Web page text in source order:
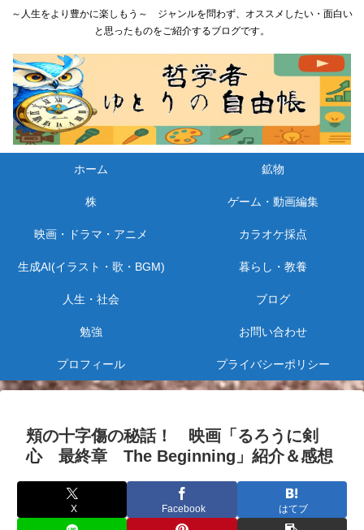
～人生をより豊かに楽しもう～ ジャンルを問わず、オススメしたい・面白い
と思ったものをご紹介するブログです。
ホーム 鉱物
株 ゲーム・動画編集
映画・ドラマ・アニメ カラオケ採点
生成AI(イラスト・歌・BGM) 暮らし・教養
人生・社会 ブログ
勉強 お問い合わせ
プロフィール プライバシーポリシー
頬の十字傷の秘話！ 映画「るろうに剣
心 最終章 The Beginning」紹介＆感想
X Facebook はてブ